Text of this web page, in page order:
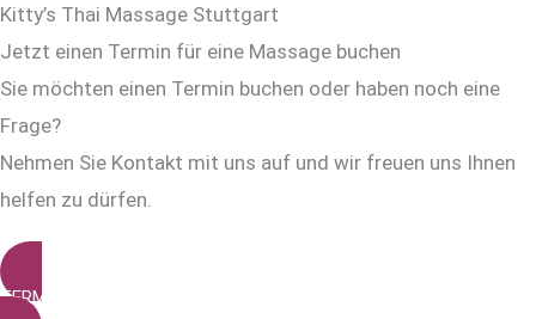
Kitty’s Thai Massage Stuttgart
Jetzt einen Termin für eine Massage buchen
Sie möchten einen Termin buchen oder haben noch eine
Frage?
Nehmen Sie Kontakt mit uns auf und wir freuen uns Ihnen
helfen zu dürfen.
TERMIN BUCHEN